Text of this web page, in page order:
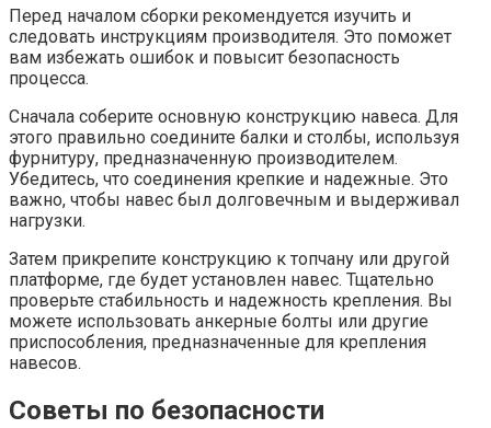
Перед началом сборки рекомендуется изучить и
следовать инструкциям производителя. Это поможет
вам избежать ошибок и повысит безопасность
процесса.
Сначала соберите основную конструкцию навеса. Для
этого правильно соедините балки и столбы, используя
фурнитуру, предназначенную производителем.
Убедитесь, что соединения крепкие и надежные. Это
важно, чтобы навес был долговечным и выдерживал
нагрузки.
Затем прикрепите конструкцию к топчану или другой
платформе, где будет установлен навес. Тщательно
проверьте стабильность и надежность крепления. Вы
можете использовать анкерные болты или другие
приспособления, предназначенные для крепления
навесов.
Советы по безопасности